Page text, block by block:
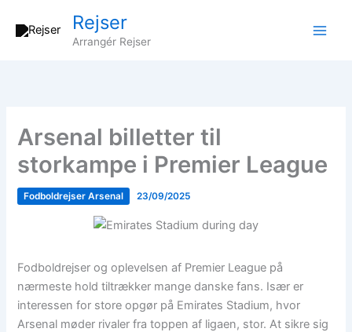
Rejser
Arrangér Rejser
Arsenal billetter til
storkampe i Premier League
Fodboldrejser Arsenal 23/09/2025
Fodboldrejser og oplevelsen af Premier League på
nærmeste hold tiltrækker mange danske fans. Især er
interessen for store opgør på Emirates Stadium, hvor
Arsenal møder rivaler fra toppen af ligaen, stor. At sikre sig